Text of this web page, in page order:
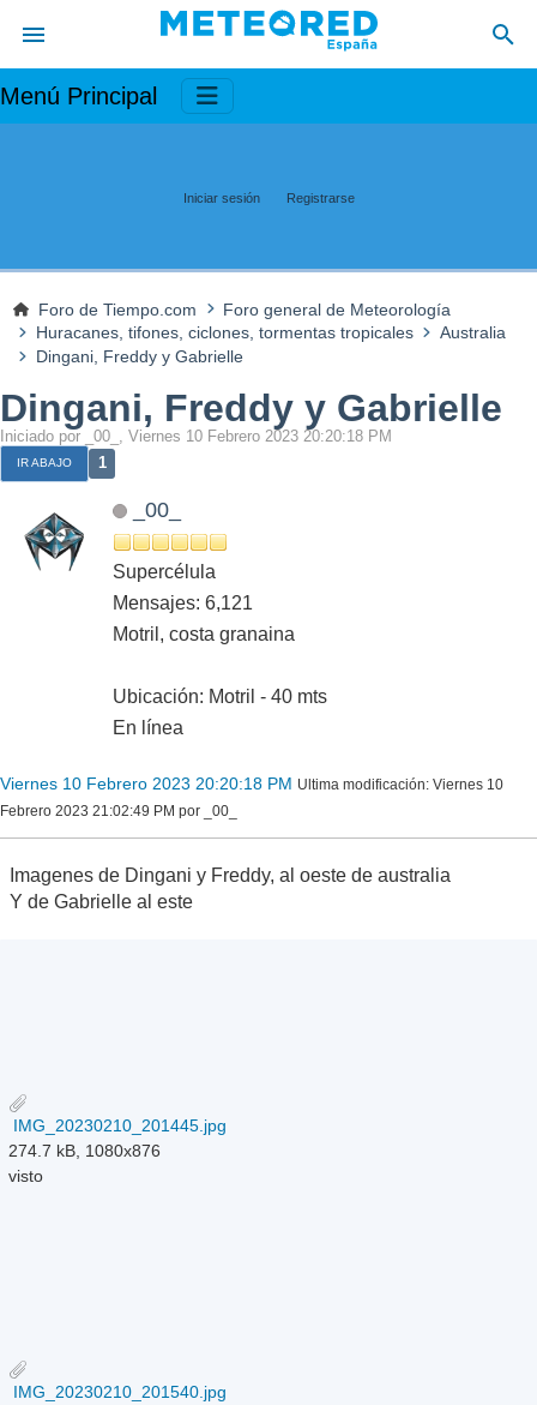
Menú Principal
Iniciar sesión Registrarse
Foro de Tiempo.com
Foro general de Meteorología
Huracanes, tifones, ciclones, tormentas tropicales
Australia
Dingani, Freddy y Gabrielle
Dingani, Freddy y Gabrielle
Iniciado por _00_, Viernes 10 Febrero 2023 20:20:18 PM
IR ABAJO 1
_00_
Supercélula
Mensajes: 6,121
Motril, costa granaina
Ubicación: Motril - 40 mts
En línea
Viernes 10 Febrero 2023 20:20:18 PM Ultima modificación: Viernes 10
Febrero 2023 21:02:49 PM por _00_
Imagenes de Dingani y Freddy, al oeste de australia
Y de Gabrielle al este
IMG_20230210_201445.jpg
274.7 kB, 1080x876
visto
IMG_20230210_201540.jpg